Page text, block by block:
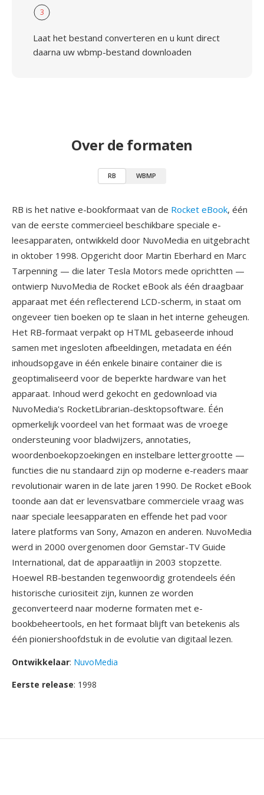
3
Laat het bestand converteren en u kunt direct
daarna uw wbmp-bestand downloaden
Over de formaten
RB WBMP
RB is het native e-bookformaat van de Rocket eBook, één
van de eerste commercieel beschikbare speciale e-
leesapparaten, ontwikkeld door NuvoMedia en uitgebracht
in oktober 1998. Opgericht door Martin Eberhard en Marc
Tarpenning — die later Tesla Motors mede oprichtten —
ontwierp NuvoMedia de Rocket eBook als één draagbaar
apparaat met één reflecterend LCD-scherm, in staat om
ongeveer tien boeken op te slaan in het interne geheugen.
Het RB-formaat verpakt op HTML gebaseerde inhoud
samen met ingesloten afbeeldingen, metadata en één
inhoudsopgave in één enkele binaire container die is
geoptimaliseerd voor de beperkte hardware van het
apparaat. Inhoud werd gekocht en gedownload via
NuvoMedia's RocketLibrarian-desktopsoftware. Één
opmerkelijk voordeel van het formaat was de vroege
ondersteuning voor bladwijzers, annotaties,
woordenboekopzoekingen en instelbare lettergrootte —
functies die nu standaard zijn op moderne e-readers maar
revolutionair waren in de late jaren 1990. De Rocket eBook
toonde aan dat er levensvatbare commerciele vraag was
naar speciale leesapparaten en effende het pad voor
latere platforms van Sony, Amazon en anderen. NuvoMedia
werd in 2000 overgenomen door Gemstar-TV Guide
International, dat de apparaatlijn in 2003 stopzette.
Hoewel RB-bestanden tegenwoordig grotendeels één
historische curiositeit zijn, kunnen ze worden
geconverteerd naar moderne formaten met e-
bookbeheertools, en het formaat blijft van betekenis als
één pioniershoofdstuk in de evolutie van digitaal lezen.
Ontwikkelaar: NuvoMedia
Eerste release: 1998